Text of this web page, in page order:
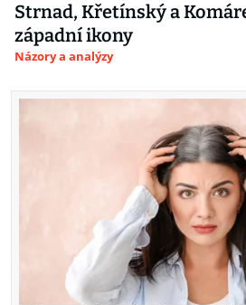
Strnad, Křetínský a
západní ikony
Názory a analýzy